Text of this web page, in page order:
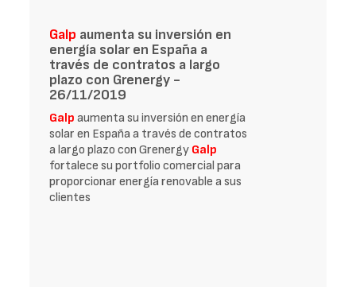
Galp aumenta su inversión en
energía solar en España a
través de contratos a largo
plazo con Grenergy -
26/11/2019
Galp aumenta su inversión en energía
solar en España a través de contratos
a largo plazo con Grenergy Galp
fortalece su portfolio comercial para
proporcionar energía renovable a sus
clientes